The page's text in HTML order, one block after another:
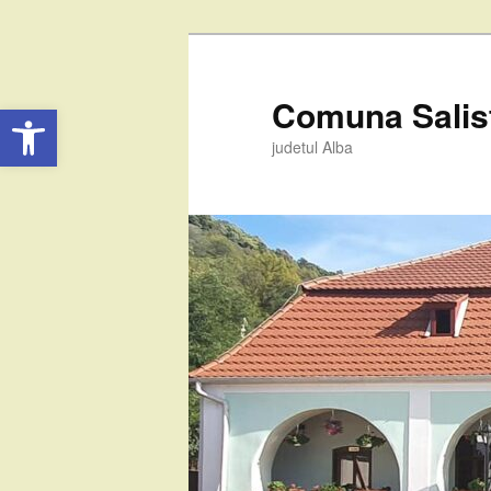
Deschide bara de unelte Comuna
judetul Alba